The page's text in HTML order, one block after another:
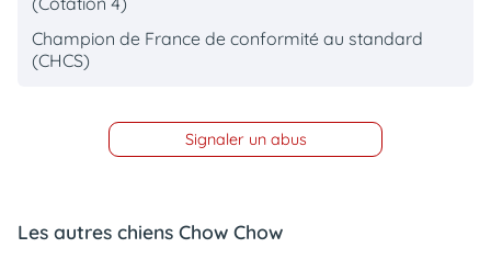
Champion de France de conformité au standard
(CHCS)
Signaler un abus
Les autres chiens Chow Chow